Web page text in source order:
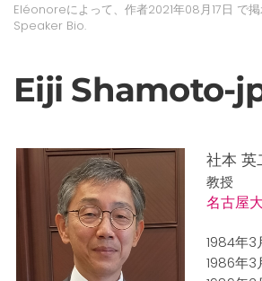
Eléonoreによって、作者2021年08月17日 で
Speaker Bio.
Eiji Shamoto-
社本 英
教授
名古屋
1984年3
1986年3